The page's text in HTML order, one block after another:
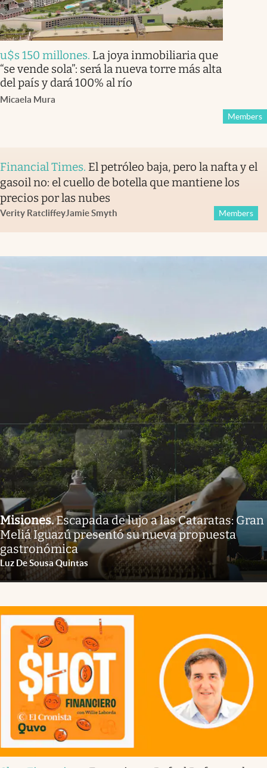
u$s 150 millones. La joya inmobiliaria que
“se vende sola”: será la nueva torre más alta
del país y dará 100% al río
Micaela Mura
Members
Financial Times. El petróleo baja, pero la nafta y el
gasoil no: el cuello de botella que mantiene los
precios por las nubes
Verity RatcliffeyJamie Smyth Members
Misiones.Escapada de lujo a las Cataratas: Gran
Meliá Iguazú presentó su nueva propuesta
gastronómica
Luz De Sousa Quintas